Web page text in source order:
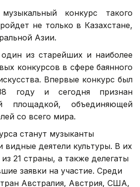
конкурс такого
не только в Казахстане,
Азии.
один из старейших и наиболее
конкурсов в сфере баянного
Впервые конкурс был
году и сегодня признан
площадкой, объединяющей
со всего мира.
станут музыканты
видные деятели культуры. В их
21 страны, а также делегаты
заявки на участие. Среди
Австралия, Австрия, США,